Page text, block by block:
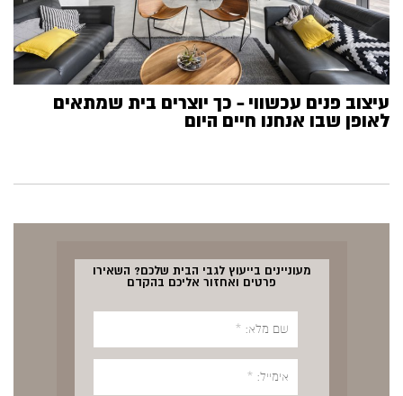
עיצוב פנים עכשווי – כך יוצרים בית שמתאים
לאופן שבו אנחנו חיים היום
מעוניינים בייעוץ לגבי הבית שלכם? השאירו
פרטים ואחזור אליכם בהקדם